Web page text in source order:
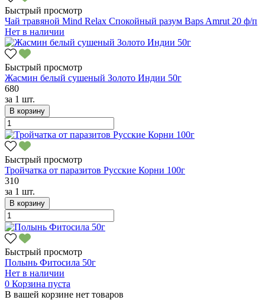
Быстрый просмотр
Чай травяной Mind Relax Спокойный разум Baps Amrut 20 ф/п
Нет в наличии
Быстрый просмотр
Жасмин белый сушеный Золото Индии 50г
680
за 1 шт.
В корзину
Быстрый просмотр
Тройчатка от паразитов Русские Корни 100г
310
за 1 шт.
В корзину
Быстрый просмотр
Полынь Фитосила 50г
Нет в наличии
0 Корзина пуста
В вашей корзине нет товаров